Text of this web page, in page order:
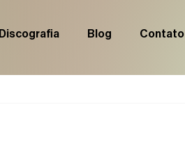
Discografia Blog Contato